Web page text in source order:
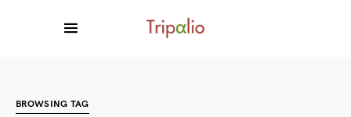
BROWSING TAG